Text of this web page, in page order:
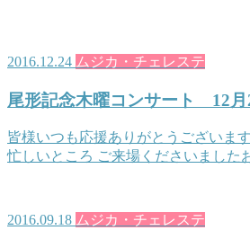
2016.12.24 ムジカ・チェレステ
尾形記念木曜コンサート 12
皆様いつも応援ありがとうございま
忙しいところ ご来場くださいました
2016.09.18 ムジカ・チェレステ